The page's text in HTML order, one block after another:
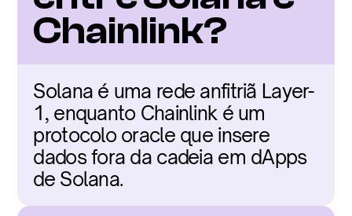
Chainlink?
Solana é uma rede anfitriã Layer-
1, enquanto Chainlink é um
protocolo oracle que insere
dados fora da cadeia em dApps
de Solana.